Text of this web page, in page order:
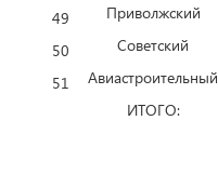
49
Приволжский
50
Советский
51
Авиастроительный
ИТОГО: